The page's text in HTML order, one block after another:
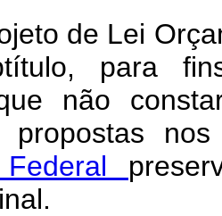
de Lei
para
não
propostas
Federal